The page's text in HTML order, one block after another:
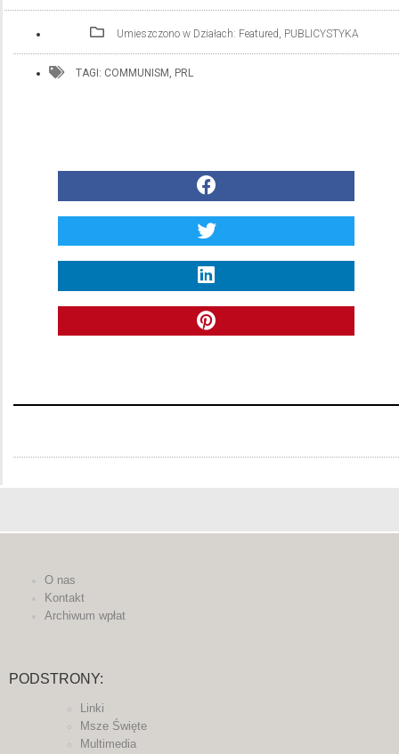
Umieszczono w Działach: Featured, PUBLICYSTYKA
TAGI: COMMUNISM , PRL
O nas
Kontakt
Archiwum wpłat
PODSTRONY:
Linki
Msze Święte
Multimedia